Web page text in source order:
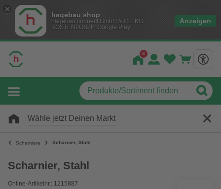
hagebau shop
hagebau connect GmbH & Co. KG
KOSTENLOS- In Google Play
Anzeigen
Wähle jetzt Deinen Markt
Scharniere Scharnier, Stahl
Scharnier, Stahl
Online-Artikelnr.: 1215887